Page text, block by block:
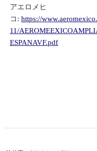
アエロメヒ
コ: https://
11/
ESPANAVF.pdf